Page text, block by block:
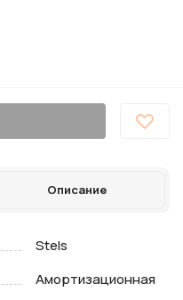
Описание
Stels
Амортизационная